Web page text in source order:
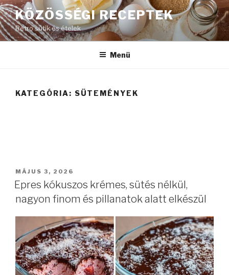
Tartalomhoz
KÖZÖSSÉGI RECEPTEK
Retro sütik és ételek
Menü
KATEGÓRIA: SÜTEMÉNYEK
BEKÜLDVE:
MÁJUS 3, 2026
Epres kókuszos krémes, sütés nélkül,
nagyon finom és pillanatok alatt elkészül